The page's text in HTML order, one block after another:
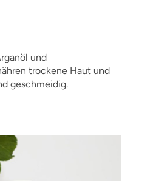
und
trockene Haut und
geschmeidig.